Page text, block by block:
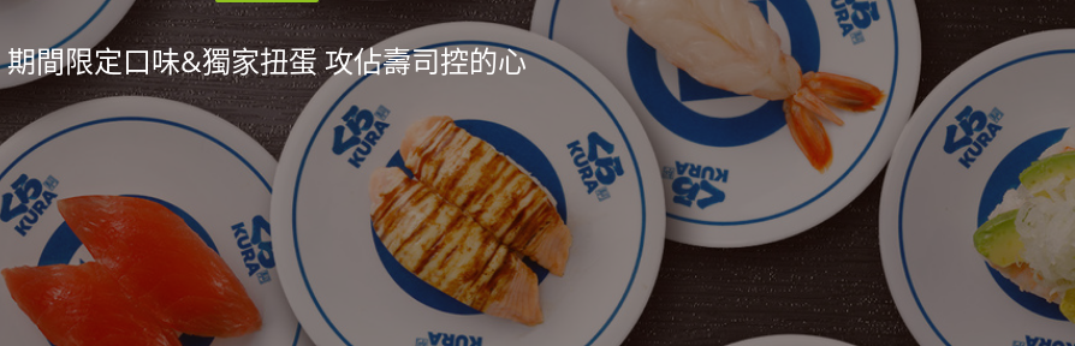
期間限定口味&獨家扭蛋 攻佔壽司控的心